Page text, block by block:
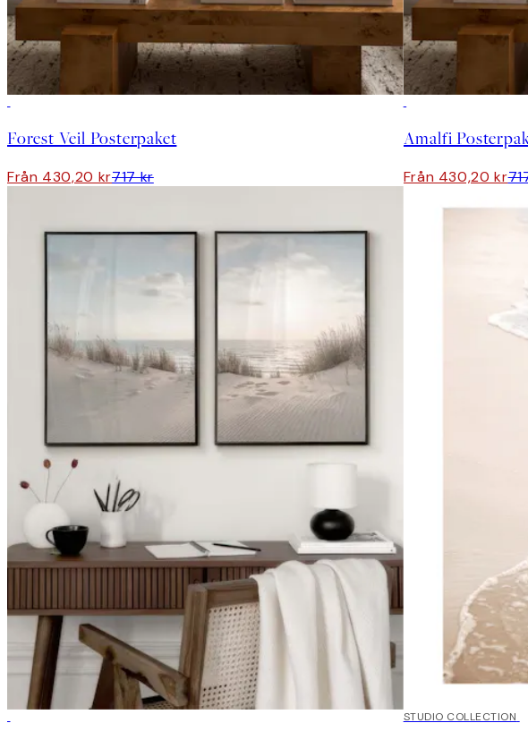
Forest Veil Posterpaket
Från 430,20 kr717 kr
Amalfi
Från 430,20 kr
STUDIO COLLECTION